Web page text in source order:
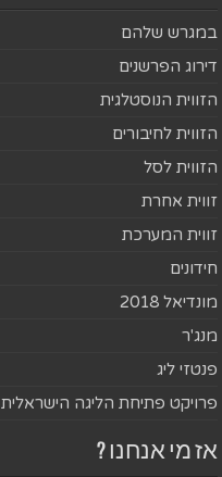
במגרש שלהם
דירוג הפרשנים
הזווית הנוסטלגית
הזווית לחיבורים
הזווית לסל
זווית אחרת
זווית המערכת
חידונים
מונדיאל 2018
מנג'ר
פנטזי ליג
פרויקט פתיחת הליגה הישראלית
אז מי אנחנו ?